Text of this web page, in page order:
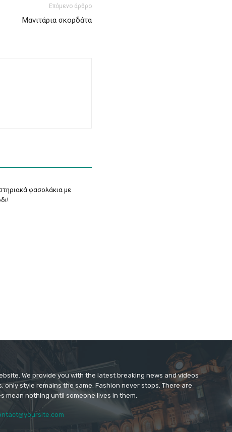
Επόμενο άρθρο
Μανιτάρια σκορδάτα
φασολάκια με
We provide you with the latest breaking news and videos
style remains the same. Fashion never stops. There are
mean nothing until someone lives in them.